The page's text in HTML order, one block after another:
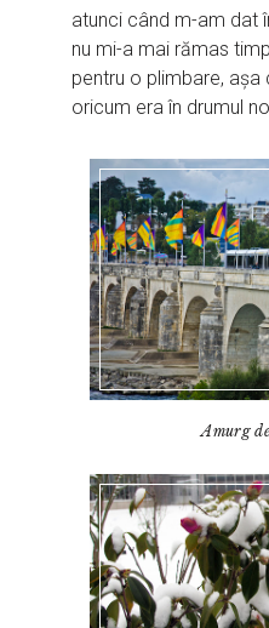
atunci când m-am dat
nu mi-a mai rămas
pentru o plimbare,
oricum era în drumul
Amurg